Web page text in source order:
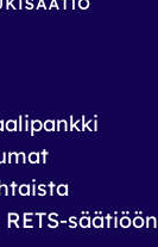
säätiöön